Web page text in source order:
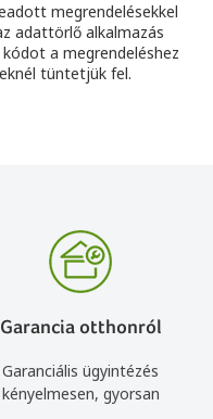
megrendelésekkel
adattörlő alkalmazás
a megrendeléshez
tüntetjük fel.
Garancia otthonról
Garanciális ügyintézés
kényelmesen, gyorsan